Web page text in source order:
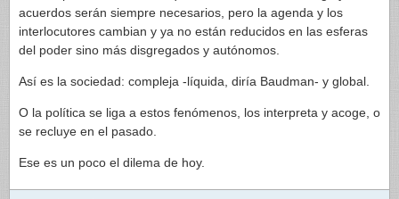
acuerdos serán siempre necesarios, pero la agenda y los
interlocutores cambian y ya no están reducidos en las esferas
del poder sino más disgregados y autónomos.
Así es la sociedad: compleja -líquida, diría Baudman- y global.
O la política se liga a estos fenómenos, los interpreta y acoge, o
se recluye en el pasado.
Ese es un poco el dilema de hoy.